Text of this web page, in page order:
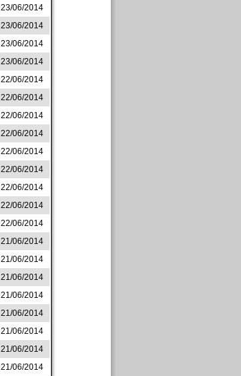
23/06/2014
23/06/2014
23/06/2014
23/06/2014
22/06/2014
22/06/2014
22/06/2014
22/06/2014
22/06/2014
22/06/2014
22/06/2014
22/06/2014
22/06/2014
21/06/2014
21/06/2014
21/06/2014
21/06/2014
21/06/2014
21/06/2014
21/06/2014
21/06/2014